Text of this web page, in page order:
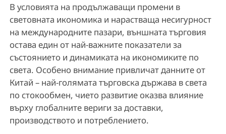
В условията на продължаващи промени в
световната икономика и нарастваща несигурност
на международните пазари, външната търговия
остава един от най-важните показатели за
състоянието и динамиката на икономиките по
света. Особено внимание привличат данните от
Китай – най-голямата търговска държава в света
по стокообмен, чието развитие оказва влияние
върху глобалните вериги за доставки,
производството и потреблението.